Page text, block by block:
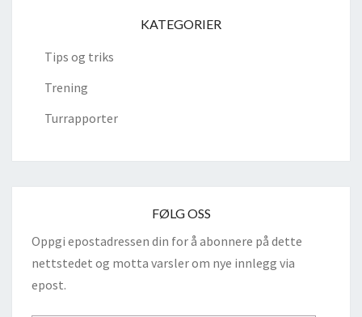
KATEGORIER
Tips og triks
Trening
Turrapporter
FØLG OSS
Oppgi epostadressen din for å abonnere på dette
nettstedet og motta varsler om nye innlegg via
epost.